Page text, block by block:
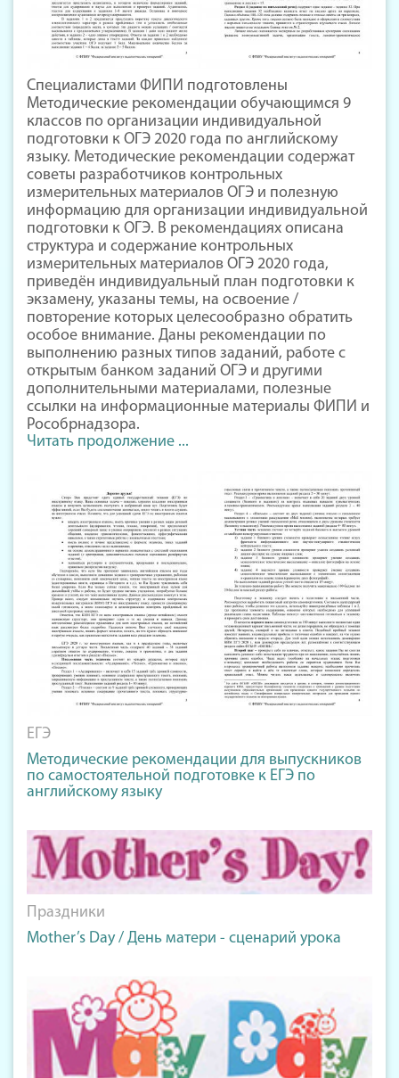
Специалистами ФИПИ подготовлены
Методические рекомендации обучающимся 9
классов по организации индивидуальной
подготовки к ОГЭ 2020 года по английскому
языку. Методические рекомендации содержат
советы разработчиков контрольных
измерительных материалов ОГЭ и полезную
информацию для организации индивидуальной
подготовки к ОГЭ. В рекомендациях описана
структура и содержание контрольных
измерительных материалов ОГЭ 2020 года,
приведён индивидуальный план подготовки к
экзамену, указаны темы, на освоение /
повторение которых целесообразно обратить
особое внимание. Даны рекомендации по
выполнению разных типов заданий, работе с
открытым банком заданий ОГЭ и другими
дополнительными материалами, полезные
ссылки на информационные материалы ФИПИ и
Рособрнадзора.
Читать продолжение ...
ЕГЭ
Методические рекомендации для выпускников
по самостоятельной подготовке к ЕГЭ по
английскому языку
Праздники
Mother’s Day / День матери - сценарий урока